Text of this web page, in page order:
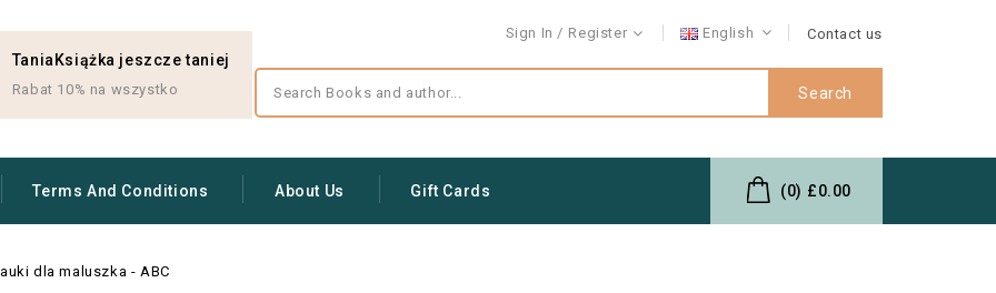
Sign In Register English Contact us
TaniaKsiążka jeszcze taniej
Rabat 10% na wszystko Search
Terms And Conditions About Us Gift Cards (0) £0.00
dla maluszka - ABC